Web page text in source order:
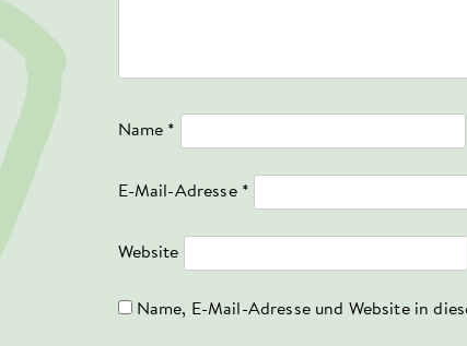
Name *
E-Mail-Adresse *
Website
Name, E-Mail-Adresse und Website in